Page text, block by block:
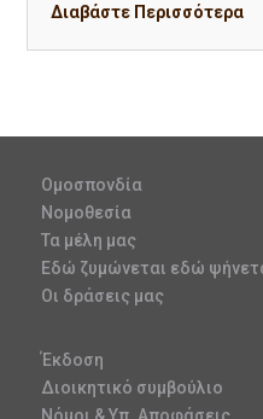
Διαβάστε Περισσότερα
Ομοσπονδία
Νομοθεσία
Τα μέλη μας
Εδώ ζυμώνεται εδώ
Οι δράσεις μας
Έκδοση
Διοικητικό συμβούλιο
Νόμοι & Υπ. Αποφάσεις